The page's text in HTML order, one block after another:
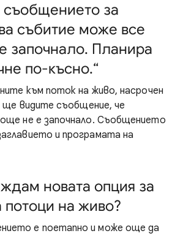
съобщението за
събитие може все
започнало. Планира
по-късно.“
към поток на живо, насрочен
ще видите съобщение, че
не е започнало. Съобщението
и програмата на
новата опция за
потоци на живо?
е поетапно и може още да